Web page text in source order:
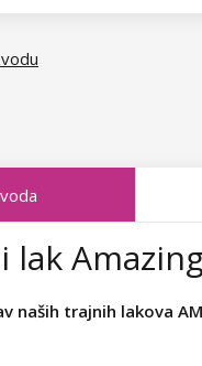
lak
naših trajnih lakova